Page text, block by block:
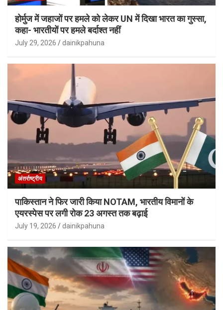
होर्मुज में जहाजों पर हमले को लेकर UN में दिखा भारत का गुस्सा,
कहा- भारतीयों पर हमले बर्दाश्त नहीं
July 29, 2026 dainikpahuna
अंतर्राष्ट्रीय
पाकिस्तान ने फिर जारी किया NOTAM, भारतीय विमानों के
एयरस्पेस पर लगी रोक 23 अगस्त तक बढ़ाई
July 19, 2026 dainikpahuna